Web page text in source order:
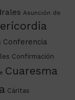
Asunción de
Conferencia
Confirmación
Cuaresma
Cáritas